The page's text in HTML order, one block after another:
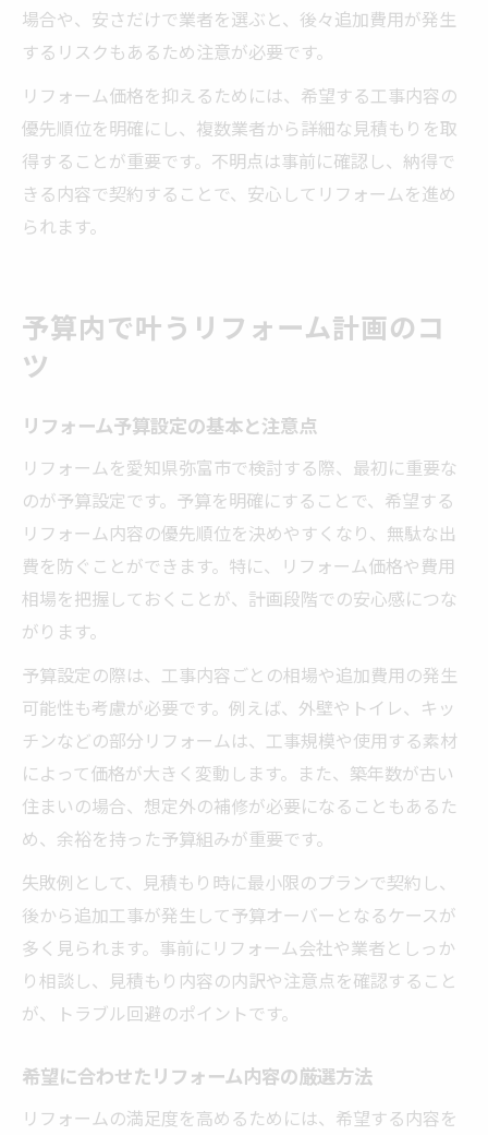
場合や、安さだけで業者を選ぶと、後々追加費用が発生
するリスクもあるため注意が必要です。
リフォーム価格を抑えるためには、希望する工事内容の
優先順位を明確にし、複数業者から詳細な見積もりを取
得することが重要です。不明点は事前に確認し、納得で
きる内容で契約することで、安心してリフォームを進め
られます。
予算内で叶うリフォーム計画のコ
ツ
リフォーム予算設定の基本と注意点
リフォームを愛知県弥富市で検討する際、最初に重要な
のが予算設定です。予算を明確にすることで、希望する
リフォーム内容の優先順位を決めやすくなり、無駄な出
費を防ぐことができます。特に、リフォーム価格や費用
相場を把握しておくことが、計画段階での安心感につな
がります。
予算設定の際は、工事内容ごとの相場や追加費用の発生
可能性も考慮が必要です。例えば、外壁やトイレ、キッ
チンなどの部分リフォームは、工事規模や使用する素材
によって価格が大きく変動します。また、築年数が古い
住まいの場合、想定外の補修が必要になることもあるた
め、余裕を持った予算組みが重要です。
失敗例として、見積もり時に最小限のプランで契約し、
後から追加工事が発生して予算オーバーとなるケースが
多く見られます。事前にリフォーム会社や業者としっか
り相談し、見積もり内容の内訳や注意点を確認すること
が、トラブル回避のポイントです。
希望に合わせたリフォーム内容の厳選方法
リフォームの満足度を高めるためには、希望する内容を